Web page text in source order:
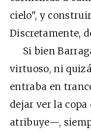
cielo", y
Discretamente,
Si bien
virtuoso, ni
entraba en
dejar ver la
atribuye—,